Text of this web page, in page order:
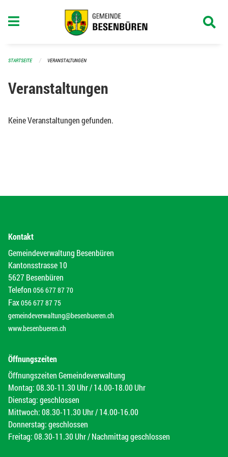
STARTSEITE VERANSTALTUNGEN
Veranstaltungen
Keine Veranstaltungen gefunden.
Kontakt
Gemeindeverwaltung Besenbüren
Kantonsstrasse 10
5627 Besenbüren
Telefon 056 677 87 70
Fax056 677 87 75
gemeindeverwaltung@besenbueren.ch
www.besenbueren.ch
Öffnungszeiten
Öffnungszeiten Gemeindeverwaltung
Montag: 08.30-11.30 Uhr / 14.00-18.00 Uhr
Dienstag: geschlossen
Mittwoch: 08.30-11.30 Uhr / 14.00-16.00
Donnerstag: geschlossen
Freitag: 08.30-11.30 Uhr / Nachmittag geschlossen